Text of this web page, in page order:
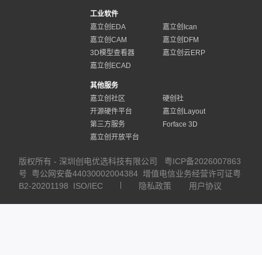
工业软件
嘉立创EDA
嘉立创Ican
嘉立创CAM
嘉立创DFM
3D模型查看器
嘉立创云ERP
嘉立创ECAD
其他服务
嘉立创社区
硬创社
开源硬件平台
嘉立创Layout
第三方服务
Forface 3D
嘉立创开放平台
版权所有 - 深圳创电优选科技有限公司
粤ICP备2026007863
号
粤公网安备44030002004384 增值电信业务经营许可证粤
B2-20201198
ISO/IEC 隐私政策 用户协议